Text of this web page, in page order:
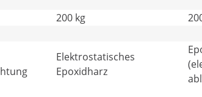
200 kg
Elektrostatisches
Epoxidharz